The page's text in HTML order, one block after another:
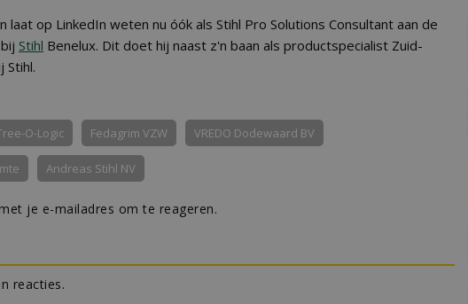
laat op LinkedIn weten nu óók als Stihl Pro Solutions Consultant aan de
Stihl Benelux. Dit doet hij naast z'n baan als productspecialist Zuid-
Stihl.
O-Logic Fedagrim VZW VREDO Dodewaard BV
Andreas Stihl NV
je e-mailadres om te reageren.
reacties.